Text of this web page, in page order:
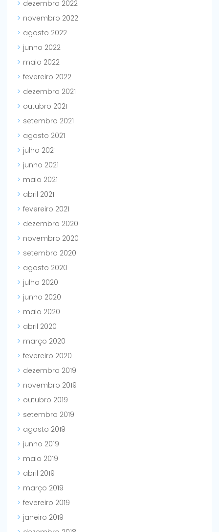
dezembro 2022
novembro 2022
agosto 2022
junho 2022
maio 2022
fevereiro 2022
dezembro 2021
outubro 2021
setembro 2021
agosto 2021
julho 2021
junho 2021
maio 2021
abril 2021
fevereiro 2021
dezembro 2020
novembro 2020
setembro 2020
agosto 2020
julho 2020
junho 2020
maio 2020
abril 2020
março 2020
fevereiro 2020
dezembro 2019
novembro 2019
outubro 2019
setembro 2019
agosto 2019
junho 2019
maio 2019
abril 2019
março 2019
fevereiro 2019
janeiro 2019